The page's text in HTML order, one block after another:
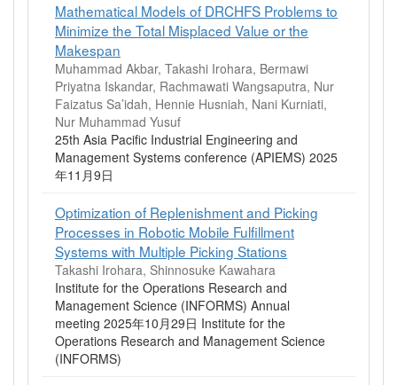
Mathematical Models of DRCHFS Problems to
Minimize the Total Misplaced Value or the
Makespan
Muhammad Akbar, Takashi Irohara, Bermawi
Priyatna Iskandar, Rachmawati Wangsaputra, Nur
Faizatus Sa’idah, Hennie Husniah, Nani Kurniati,
Nur Muhammad Yusuf
25th Asia Pacific Industrial Engineering and
Management Systems conference (APIEMS) 2025
年11月9日
Optimization of Replenishment and Picking
Processes in Robotic Mobile Fulfillment
Systems with Multiple Picking Stations
Takashi Irohara, Shinnosuke Kawahara
Institute for the Operations Research and
Management Science (INFORMS) Annual
meeting 2025年10月29日 Institute for the
Operations Research and Management Science
(INFORMS)